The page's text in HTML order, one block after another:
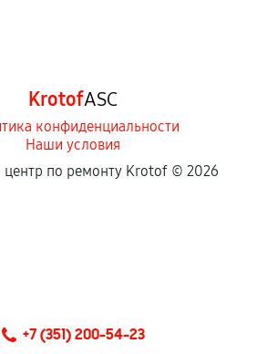
KrotofASC
конфиденциальности
Наши условия
центр по ремонту Krotof © 2026
+7 (351) 200-54-23